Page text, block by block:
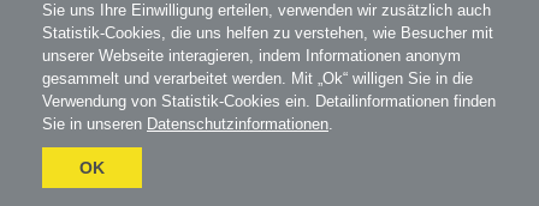
BZLauf Facebook
BZLauf Instagram
Umgesetzt
Sie uns Ihre Einwilligung erteilen, verwenden wir zusätzlich auch
Statistik-Cookies, die uns helfen zu verstehen, wie Besucher mit
unserer Webseite interagieren, indem Informationen anonym
gesammelt und verarbeitet werden. Mit „Ok“ willigen Sie in die
Verwendung von Statistik-Cookies ein. Detailinformationen finden
Sie in unseren Datenschutzinformationen.
OK